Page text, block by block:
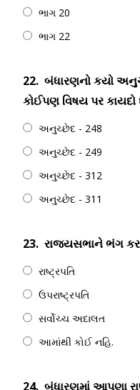
ભાગ 20
ભાગ 22
22. બંધારણનો કયો
કોઈપણ વિષય પર
અનુચ્છેદ - 248
અનુચ્છેદ - 249
અનુચ્છેદ - 312
અનુચ્છેદ - 311
23. રાજ્યસભાને ભંગ
રાષ્ટ્રપતિ
ઉપરાષ્ટ્રપતિ
સર્વોચ્ચ અદાલત
આમાંથી કોઈ નહિ.
24. બંધારણમાં આપણા